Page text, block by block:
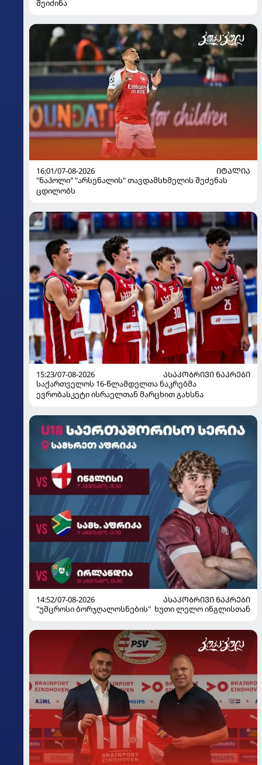
შეიძინა
16:01/07-08-2026
ᲘᲢᲐᲚᲘᲐ
"ნაპოლი" "არსენალის" თავდამსხმელის შეძენას
ცდილობს
15:23/07-08-2026
ᲐᲡᲐᲙᲝᲑᲠᲘᲕᲘ ᲜᲐᲙᲠᲔᲑᲘ
საქართველოს 16-წლამდელთა ნაკრებმა
ევრობასკეტი ისრაელთან მარცხით გახსნა
14:52/07-08-2026
ᲐᲡᲐᲙᲝᲑᲠᲘᲕᲘ ᲜᲐᲙᲠᲔᲑᲘ
"უმცროსი ბორჯღალოსნების" ხუთი ლელო ინგლისთან